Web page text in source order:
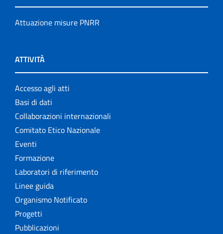
Attuazione misure PNRR
ATTIVITÀ
Accesso agli atti
Basi di dati
Collaborazioni internazionali
Comitato Etico Nazionale
Eventi
Formazione
Laboratori di riferimento
Linee guida
Organismo Notificato
Progetti
Pubblicazioni